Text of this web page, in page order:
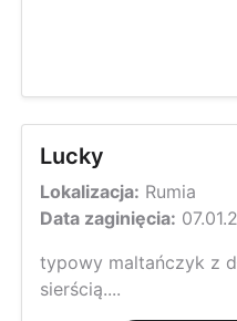
Lucky
Lokalizacja: Rumia
Data zaginięcia:
typowy maltańczyk z
sierścią....